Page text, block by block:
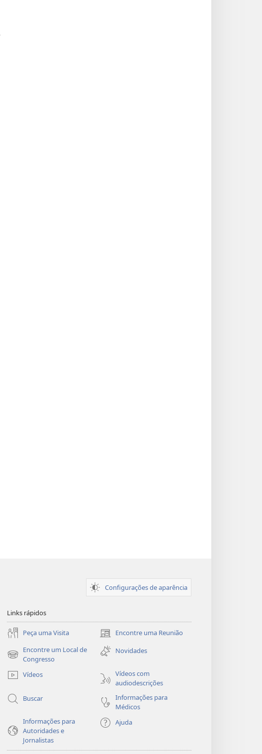
Configurações de aparência
Links rápidos
Peça uma Visita Encontre uma Reunião
(abre
nova
janela)
Encontre um Local de
Congresso
(abre
janela)
Novidades
Vídeos
Vídeos com
audiodescrições
Buscar
Informações para
Médicos
Informações para
Autoridades e
Jornalistas
Ajuda